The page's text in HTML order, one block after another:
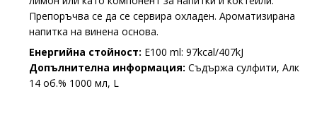
Препоръчва се да се сервира охладен. Ароматизирана
напитка на винена основа.
Енергийна стойност: E100 ml: 97kcal/407kJ
Допълнителна информация: Съдържа сулфити, Алк
14 об.% 1000 мл, L